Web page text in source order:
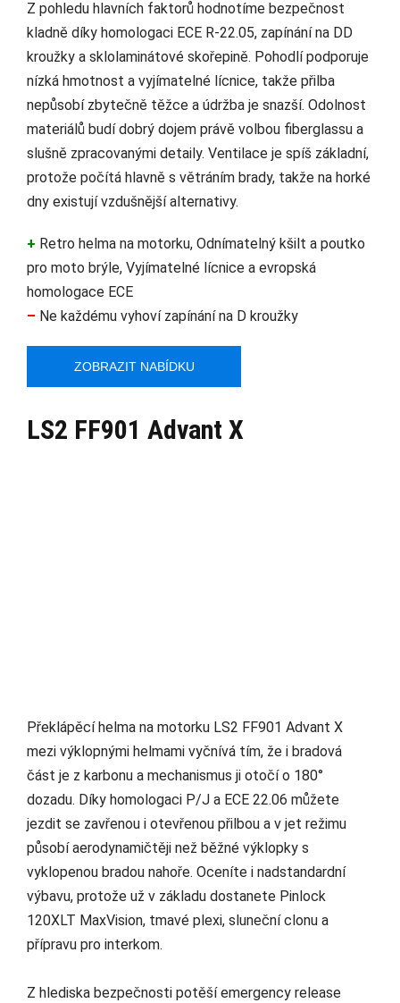
Z pohledu hlavních faktorů hodnotíme bezpečnost
kladně díky homologaci ECE R-22.05, zapínání na DD
kroužky a sklolaminátové skořepině. Pohodlí podporuje
nízká hmotnost a vyjímatelné lícnice, takže přilba
nepůsobí zbytečně těžce a údržba je snazší. Odolnost
materiálů budí dobrý dojem právě volbou fiberglassu a
slušně zpracovanými detaily. Ventilace je spíš základní,
protože počítá hlavně s větráním brady, takže na horké
dny existují vzdušnější alternativy.
+ Retro helma na motorku, Odnímatelný kšilt a poutko
pro moto brýle, Vyjímatelné lícnice a evropská
homologace ECE
– Ne každému vyhoví zapínání na D kroužky
ZOBRAZIT NABÍDKU
LS2 FF901 Advant X
Překlápěcí helma na motorku LS2 FF901 Advant X
mezi výklopnými helmami vyčnívá tím, že i bradová
část je z karbonu a mechanismus ji otočí o 180°
dozadu. Díky homologaci P/J a ECE 22.06 můžete
jezdit se zavřenou i otevřenou přilbou a v jet režimu
působí aerodynamičtěji než běžné výklopky s
vyklopenou bradou nahoře. Oceníte i nadstandardní
výbavu, protože už v základu dostanete Pinlock
120XLT MaxVision, tmavé plexi, sluneční clonu a
přípravu pro interkom.
Z hlediska bezpečnosti potěší emergency release